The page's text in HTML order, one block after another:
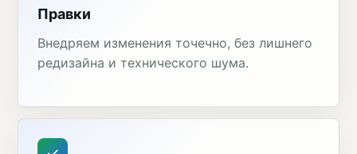
Правки
Внедряем изменения точечно, без лишнего
редизайна и технического шума.